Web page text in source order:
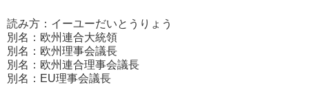
読み方：イーユーだいとうりょう
別名：欧州連合大統領
別名：欧州理事会議長
別名：欧州連合理事会議長
別名：EU理事会議長